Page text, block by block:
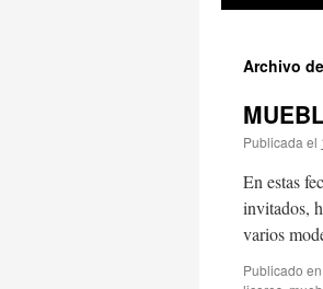
contenido
Archivo
Publicada el
En estas
invitados,
varios
Publicado en